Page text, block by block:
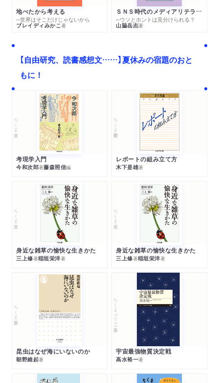
地べたから考える
─世界はそこだけじゃないから
ブレイディみかこ著
ＳＮＳ時代のメディアリテラシー
─ウソとホントは見分けられる？
山脇岳志著
【自由研究、読書感想文……】夏休みの宿題のおと
もに！
ちくま文庫
考現学入門
今和次郎著藤森照信編
ちくま学芸文庫
レポートの組み立て方
木下是雄著
ちくま文庫
身近な雑草の愉快な生きかた
三上修著稲垣栄洋著
ちくま文庫
身近な雑草の愉快な生きかた
三上修著稲垣栄洋著
ちくま新書
昆虫はなぜ海にいないのか
朝野維起著
ちくまプリマー新書
宇宙最強物質決定戦
高水裕一著